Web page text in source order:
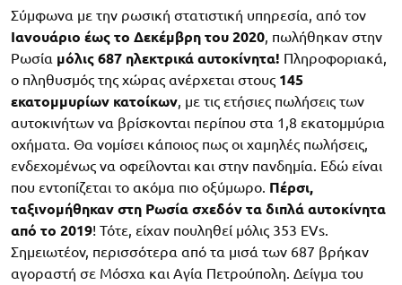
Σύμφωνα με την ρωσική στατιστική υπηρεσία, από τον
Ιανουάριο έως το Δεκέμβρη του 2020 , πωλήθηκαν στην
Ρωσία μόλις 687 ηλεκτρικά αυτοκίνητα! Πληροφοριακά,
ο πληθυσμός της χώρας ανέρχεται στους 145
εκατομμυρίων κατοίκων , με τις ετήσιες πωλήσεις των
αυτοκινήτων να βρίσκονται περίπου στα 1,8 εκατομμύρια
οχήματα. Θα νομίσει κάποιος πως οι χαμηλές πωλήσεις,
ενδεχομένως να οφείλονται και στην πανδημία. Εδώ είναι
που εντοπίζεται το ακόμα πιο οξύμωρο. Πέρσι,
ταξινομήθηκαν στη Ρωσία σχεδόν τα διπλά αυτοκίνητα
από το 2019! Τότε, είχαν πουληθεί μόλις 353 EVs.
Σημειωτέον, περισσότερα από τα μισά των 687 βρήκαν
αγοραστή σε Μόσχα και Αγία Πετρούπολη. Δείγμα του